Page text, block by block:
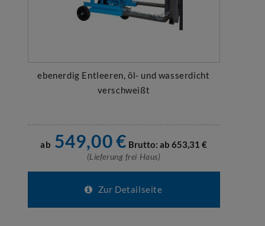
ebenerdig Entleeren, öl- und wasserdicht
verschweißt
ab 549,00€ Brutto: ab 653,31 €
(Lieferung frei Haus)
Zur Detailseite